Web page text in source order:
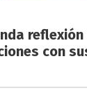
reflexión
con